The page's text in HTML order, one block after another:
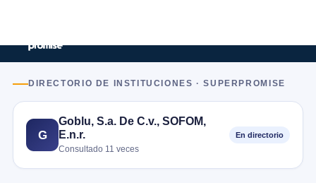
DIRECTORIO DE INSTITUCIONES · SUPERPROMISE
G
Goblu, S.a. De C.v., SOFOM,
E.n.r.
Consultado 11 veces
En directorio